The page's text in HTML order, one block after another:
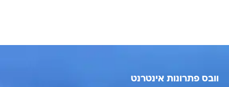
וובס פתרונות אינטרנט